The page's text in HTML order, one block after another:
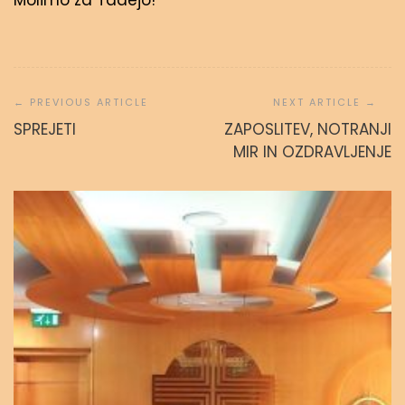
prispevka
SPREJETI
ZAPOSLITEV, NOTRANJI
MIR IN OZDRAVLJENJE